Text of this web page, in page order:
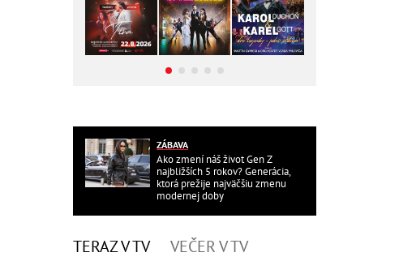
ZÁBAVA
Ako zmení náš život Gen Z
najbližších 5 rokov? Generácia,
ktorá prežije najväčšiu zmenu
modernej doby
TERAZ V TV VEČER V TV